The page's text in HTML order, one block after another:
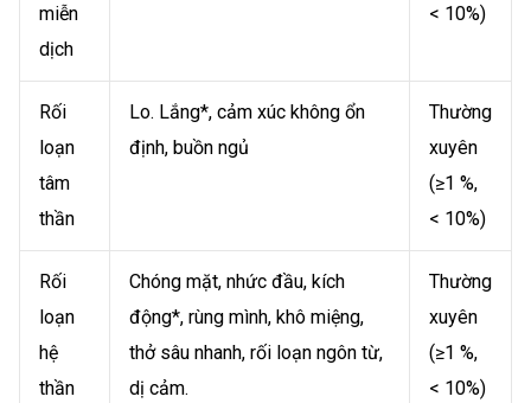
miễn
dịch
< 10%)
Rối
loạn
tâm
thần
Lo. Lắng*, cảm xúc không ổn
định, buồn ngủ
Thường
xuyên
(≥1 %,
< 10%)
Rối
loạn
hệ
thần
Chóng mặt, nhức đầu, kích
động*, rùng mình, khô miệng,
thở sâu nhanh, rối loạn ngôn từ,
dị cảm.
Thường
xuyên
(≥1 %,
< 10%)